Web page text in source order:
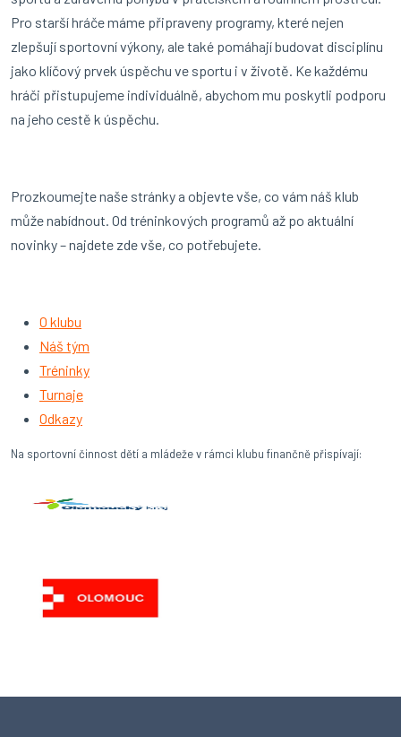
Pro starší hráče máme připraveny programy, které nejen
zlepšují sportovní výkony, ale také pomáhají budovat disciplínu
jako klíčový prvek úspěchu ve sportu i v životě. Ke každému
hráči přistupujeme individuálně, abychom mu poskytli podporu
na jeho cestě k úspěchu.
Prozkoumejte naše stránky a objevte vše, co vám náš klub
může nabídnout. Od tréninkových programů až po aktuální
novinky – najdete zde vše, co potřebujete.
O klubu
Náš tým
Tréninky
Turnaje
Odkazy
Na sportovní činnost dětí a mládeže v rámci klubu finančně přispívají: